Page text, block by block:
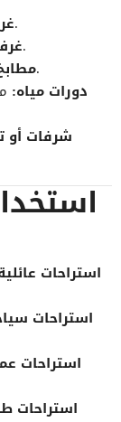
مع ديكورات أنيقة وأثاث مريح.
مع إضافة خزانات وتجهيزات كاملة.
مجهزة بأدوات أساسية للطهي.
دورات مياه:
شرفات أو
استراحات
استراحات
استراحات
استراحات